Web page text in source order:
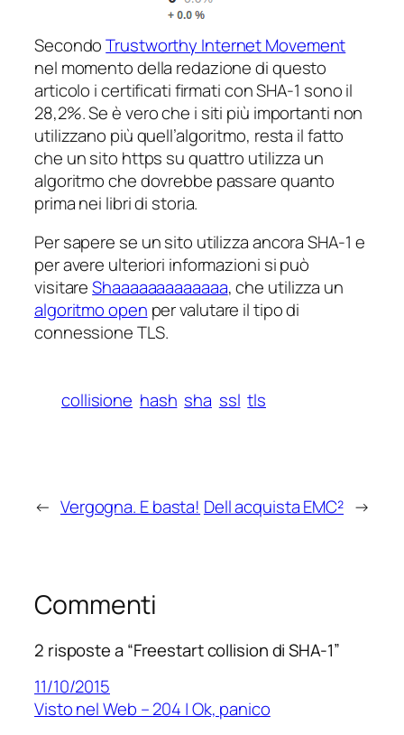
SecondoTrustworthy Internet Movement
nel momento della redazione di questo
articolo i certificati firmati con SHA-1 sono il
28,2%. Se è vero che i siti più importanti non
utilizzano più quell’algoritmo, resta il fatto
che un sito https su quattro utilizza un
algoritmo che dovrebbe passare quanto
prima nei libri di storia.
Per sapere se un sito utilizza ancora SHA-1 e
per avere ulteriori informazioni si può
visitareShaaaaaaaaaaaaa, che utilizza un
algoritmo open per valutare il tipo di
connessione TLS.
collisione hash sha ssl tls
← Vergogna. E basta! Dell acquista EMC² →
Commenti
2 risposte a “Freestart collision di SHA-1”
11/10/2015
Visto nel Web – 204 | Ok, panico